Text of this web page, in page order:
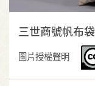
三世商號帆布袋
圖片授權聲明